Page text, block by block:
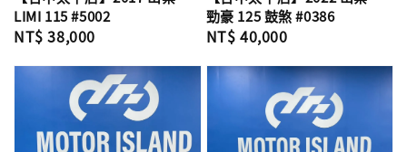
LIMI 115 #5002
Regular
NT$ 38,000
勁豪 125 鼓煞 #0386
Regular
NT$ 40,000